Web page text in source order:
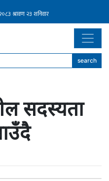
search
सदस्यता